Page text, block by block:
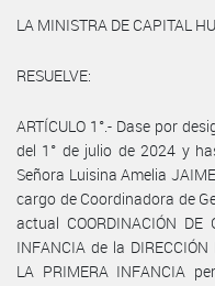
LA MINISTRA DE CAPITAL
RESUELVE:
ARTÍCULO 1°.- Dase por
del 1° de julio de 2024 y
Señora Luisina Amelia
cargo de Coordinadora de
actual COORDINACIÓN DE
INFANCIA de la DIRECCIÓN
LA PRIMERA INFANCIA